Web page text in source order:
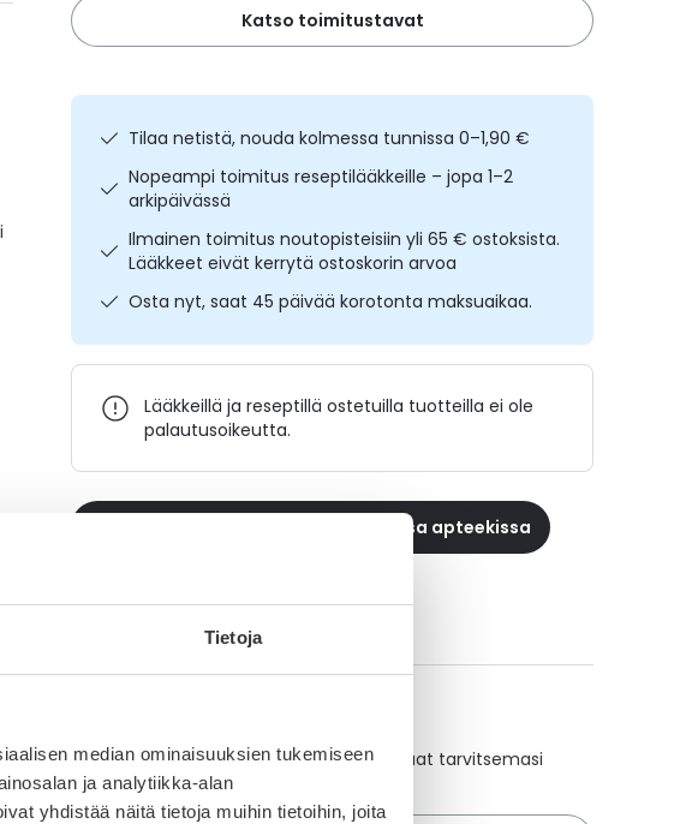
Tietoja
median ominaisuuksien tukemiseen
ja analytiikka-alan
yhdistää näitä tietoja muihin tietoihin, joita
Katso toimitustavat
Tilaa netistä, nouda kolmessa tunnissa 0–1,90 €
Nopeampi toimitus reseptilääkkeille – jopa 1–2
arkipäivässä
Ilmainen toimitus noutopisteisiin yli 65 € ostoksista.
Lääkkeet eivät kerrytä ostoskorin arvoa
Osta nyt, saat 45 päivää korotonta maksuaikaa.
Lääkkeillä ja reseptillä ostetuilla tuotteilla ei ole
palautusoikeutta.
Varaa reseptilääke apteekkiin, maksa apteekissa
Muistuttajan avulla pidät huolen, että tilaat tarvitsemasi
tuotteet ajoissa, eivätkä ne lopu kesken.